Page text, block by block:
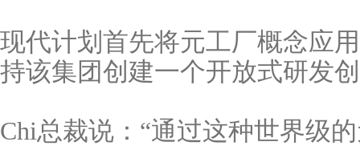
现代计划首先将元工厂概念应
持该集团创建一个开放式研发
Chi总裁说：“通过这种世界级